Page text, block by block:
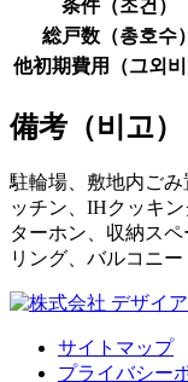
条件（조건 ）
総戸数（총호수）
他初期費用（그외
備考（비고）
駐輪場、敷地内ご
ッチン、IHクッキ
ターホン、収納ス
リング、バルコニー
サイトマップ
プライバシー